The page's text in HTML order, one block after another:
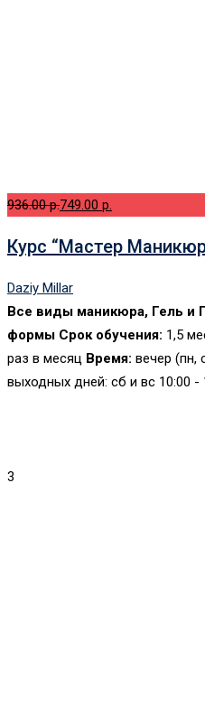
936.00 p.749.00 p.
Курс “Мастер
Daziy Millar
Все виды маникюра, Гель и
формы Срок обучения: 1,5
раз в месяц Время: вечер (пн,
выходных дней: сб и вс 10:00 -
3